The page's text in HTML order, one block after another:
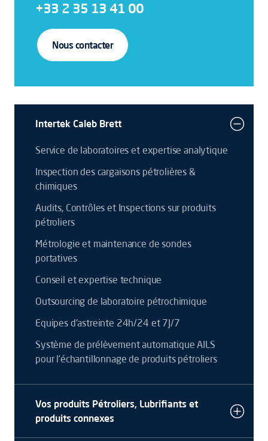
+33 2 35 13 41 00
Nous contacter
Intertek Caleb Brett
Service de laboratoires et expertise analytique
Inspection des cargaisons pétrolières &
chimiques
Audits, Contrôles et Inspections sur produits
pétroliers
Métrologie et maintenance de sondes
portatives
Conseil et expertise technique
Outsourcing de laboratoire pétrochimique
Equipes d'astreinte 24h/24 et 7J/7
Système de prélèvement automatique AILS
pour l’échantillonnage de produits pétroliers
Vos produits Pétroliers, Lubrifiants et
produits connexes